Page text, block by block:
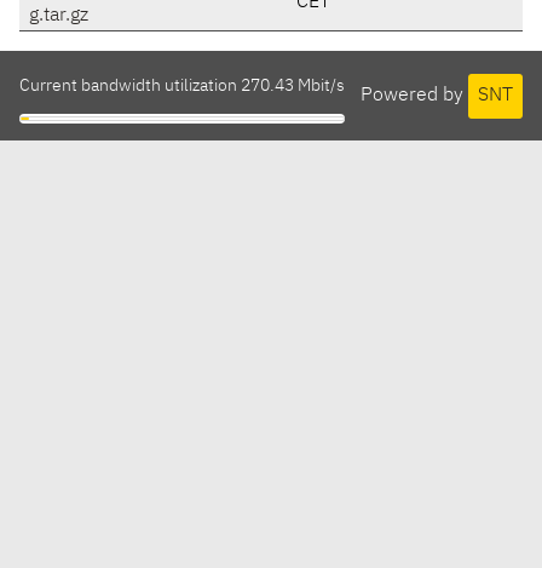
g.tar.gz
Powered by SNT
Current bandwidth utilization 270.43 Mbit/s